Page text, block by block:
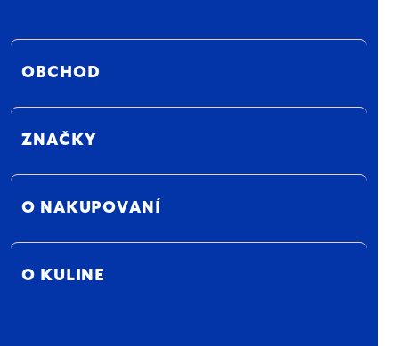
OBCHOD
ZNAČKY
O NAKUPOVANÍ
O KULINE